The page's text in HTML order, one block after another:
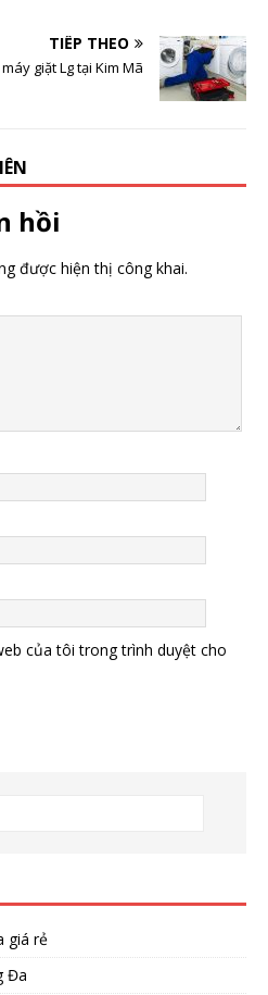
TIẾP THEO
giặt Lg tại Kim Mã
hồi
được hiện thị công khai.
của tôi trong trình duyệt cho
giá rẻ
Đa